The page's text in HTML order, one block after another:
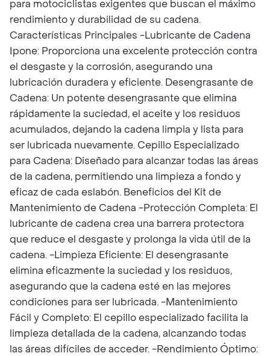
para motociclistas exigentes que buscan el máximo
rendimiento y durabilidad de su cadena.
Características Principales -Lubricante de Cadena
Ipone: Proporciona una excelente protección contra
el desgaste y la corrosión, asegurando una
lubricación duradera y eficiente. Desengrasante de
Cadena: Un potente desengrasante que elimina
rápidamente la suciedad, el aceite y los residuos
acumulados, dejando la cadena limpia y lista para
ser lubricada nuevamente. Cepillo Especializado
para Cadena: Diseñado para alcanzar todas las áreas
de la cadena, permitiendo una limpieza a fondo y
eficaz de cada eslabón. Beneficios del Kit de
Mantenimiento de Cadena -Protección Completa: El
lubricante de cadena crea una barrera protectora
que reduce el desgaste y prolonga la vida útil de la
cadena. -Limpieza Eficiente: El desengrasante
elimina eficazmente la suciedad y los residuos,
asegurando que la cadena esté en las mejores
condiciones para ser lubricada. -Mantenimiento
Fácil y Completo: El cepillo especializado facilita la
limpieza detallada de la cadena, alcanzando todas
las áreas difíciles de acceder. -Rendimiento Óptimo: